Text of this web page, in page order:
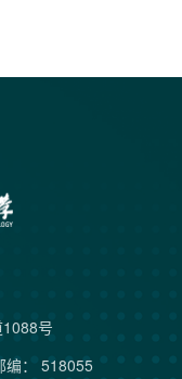
1088号
编： 518055